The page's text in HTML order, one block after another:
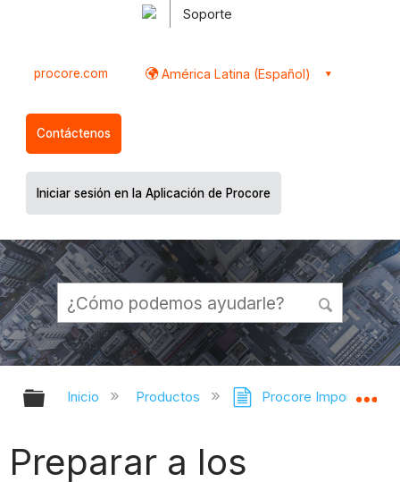
Soporte
procore.com América Latina (Español)
Contáctenos
Iniciar sesión en la Aplicación de Procore
Expandir/contraer jerarquía global
Inicio Productos Procore Imports
Preparar a los